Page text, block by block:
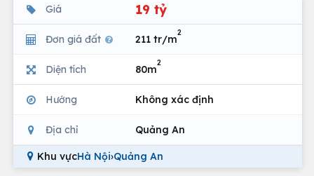
Giá 19 tỷ
Đơn giá đất 211 tr/m
2
Diện tích 80m
2
Hướng Không xác định
Địa chỉ Quảng An
Khu vựcHà Nội›Quảng An